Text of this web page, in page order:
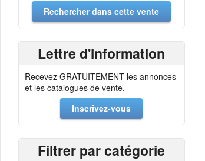
Lettre d'information
Recevez GRATUITEMENT les annonces
et les catalogues de vente.
Inscrivez-vous
Filtrer par catégorie